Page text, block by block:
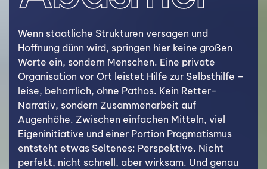
Wenn staatliche Strukturen versagen und
Hoffnung dünn wird, springen hier keine großen
Worte ein, sondern Menschen. Eine private
Organisation vor Ort leistet Hilfe zur Selbsthilfe –
leise, beharrlich, ohne Pathos. Kein Retter-
Narrativ, sondern Zusammenarbeit auf
Augenhöhe. Zwischen einfachen Mitteln, viel
Eigeninitiative und einer Portion Pragmatismus
entsteht etwas Seltenes: Perspektive. Nicht
perfekt, nicht schnell, aber wirksam. Und genau